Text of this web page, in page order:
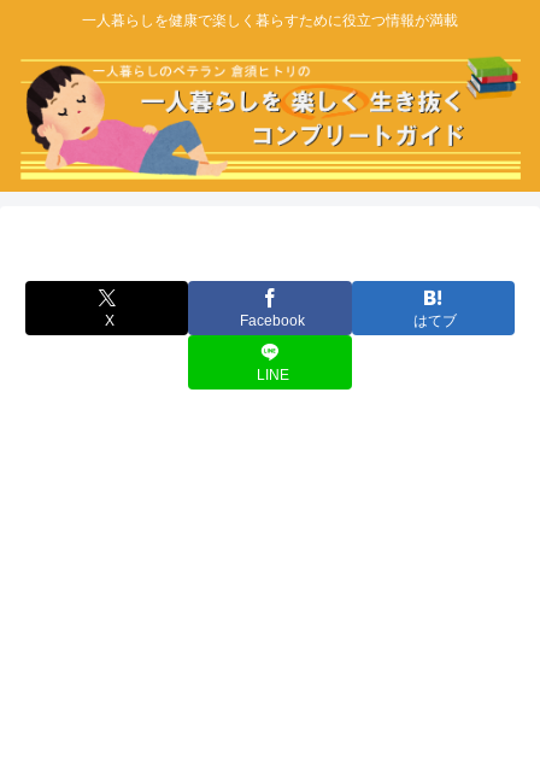
一人暮らしを健康で楽しく暮らすために役立つ情報が満載
X Facebook はてブ
LINE